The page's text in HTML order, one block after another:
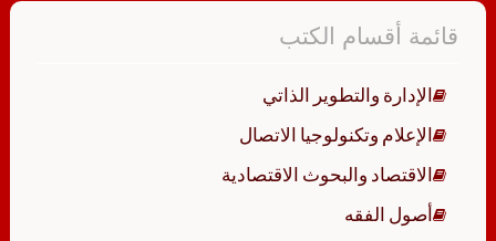
قائمة أقسام الكتب
الإدارة والتطوير الذاتي
الإعلام وتكنولوجيا الاتصال
الاقتصاد والبحوث الاقتصادية
أصول الفقه